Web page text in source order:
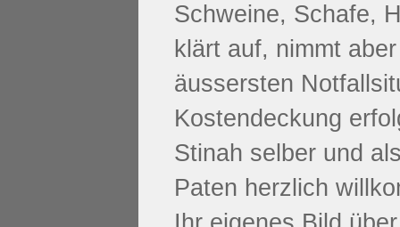
Schweine, Schafe,
klärt auf, nimmt
äussersten
Kostendeckung
Stinah selber und
Paten herzlich